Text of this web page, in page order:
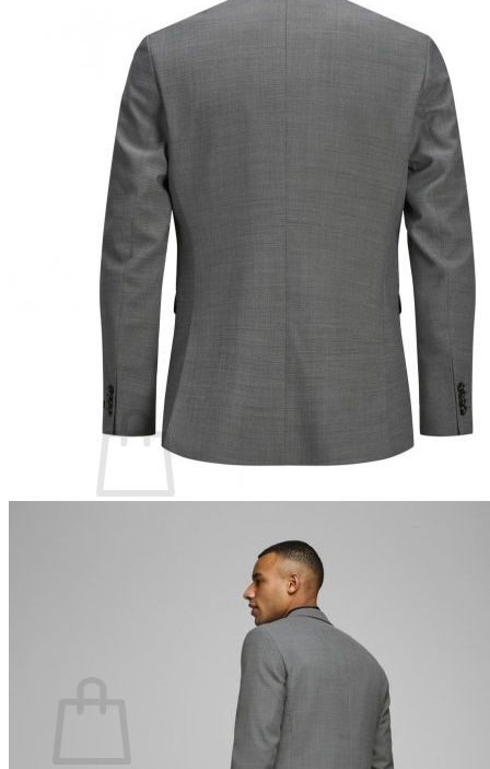
Lasten housut
Lasten housut
Lasten trikoo-ja collegehousut
Lasten farkut
Lasten shortsit
Lasten juhlahousut
Yöasut ja kylpytakit
Lasten yöpaidat
Lasten pyjamat
Kylpytakit
Lasten asusteet
Vyöt, käsineet,pipot, ym
Sukat, sukkahousut, ym
Lasten ulkoilu
Lasten takit
Ulkoilupuvut, housut ja haalarit
Kirjaudu